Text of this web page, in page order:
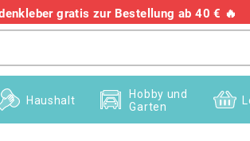
gratis zur Bestellung ab 40 € 🔥
+436703082458
Haushalt
Hobby und
Garten